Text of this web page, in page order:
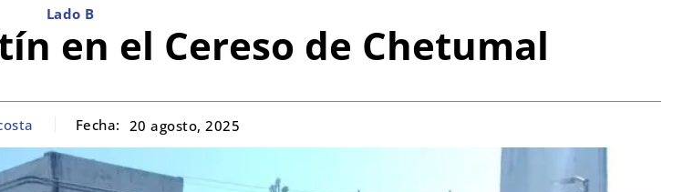
Lado B
en el Cereso de Chetumal
Fecha: 20 agosto, 2025